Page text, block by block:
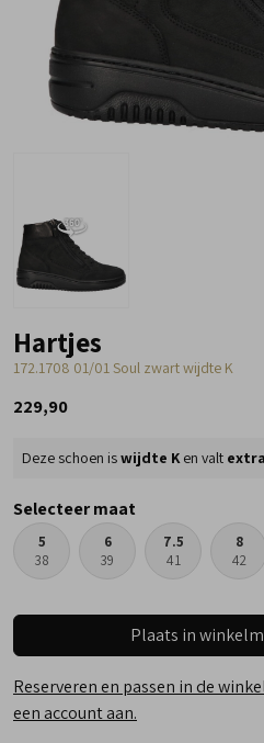
Hartjes
172.1708 01/01 Soul zwart wijdte K
229,90
Deze schoen iswijdte K en valt
Selecteer maat
5
38
6
39
7.5
41
8
42
Plaats in
Reserveren en passen in de
een account aan.